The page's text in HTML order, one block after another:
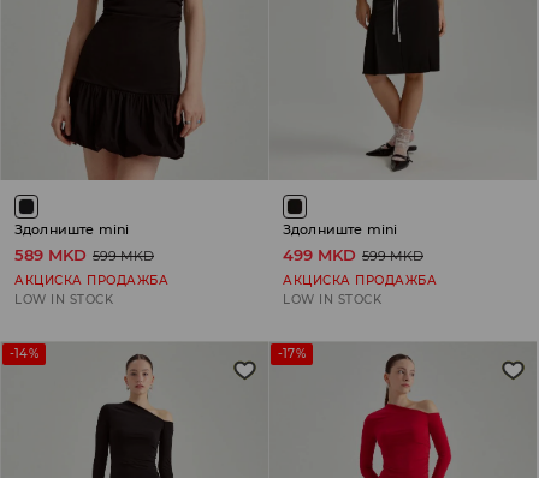
Здолниште mini
589 MKD 599 MKD
АКЦИСКА ПРОДАЖБА
LOW IN STOCK
Здолниште mini
499 MKD 599 MKD
АКЦИСКА ПРОДАЖБА
LOW IN STOCK
-14% -17%